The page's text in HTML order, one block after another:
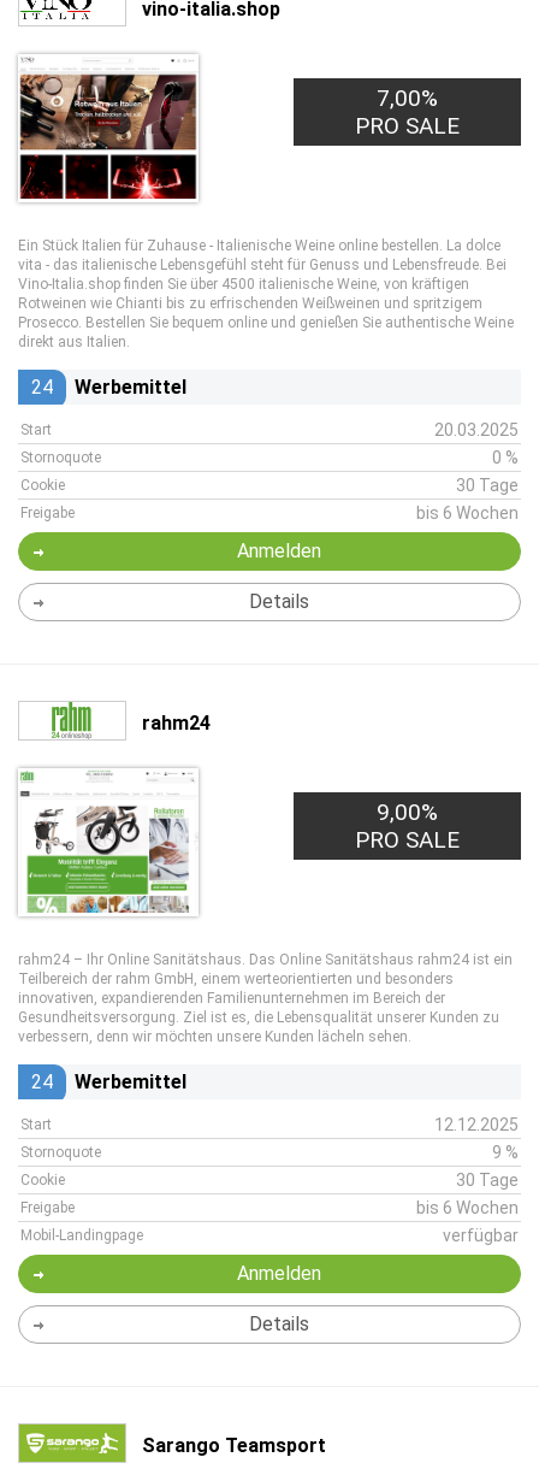
vino-italia.shop
7,00%
PRO SALE
Ein Stück Italien für Zuhause - Italienische Weine online bestellen. La dolce
vita - das italienische Lebensgefühl steht für Genuss und Lebensfreude. Bei
Vino-Italia.shop finden Sie über 4500 italienische Weine, von kräftigen
Rotweinen wie Chianti bis zu erfrischenden Weißweinen und spritzigem
Prosecco. Bestellen Sie bequem online und genießen Sie authentische Weine
direkt aus Italien.
24 Werbemittel
Start 20.03.2025
Stornoquote 0 %
Cookie 30 Tage
Freigabe bis 6 Wochen
Anmelden
Details
rahm24
9,00%
PRO SALE
rahm24 – Ihr Online Sanitätshaus. Das Online Sanitätshaus rahm24 ist ein
Teilbereich der rahm GmbH, einem werteorientierten und besonders
innovativen, expandierenden Familienunternehmen im Bereich der
Gesundheitsversorgung. Ziel ist es, die Lebensqualität unserer Kunden zu
verbessern, denn wir möchten unsere Kunden lächeln sehen.
24 Werbemittel
Start 12.12.2025
Stornoquote 9 %
Cookie 30 Tage
Freigabe bis 6 Wochen
Mobil-Landingpage verfügbar
Anmelden
Details
Sarango Teamsport